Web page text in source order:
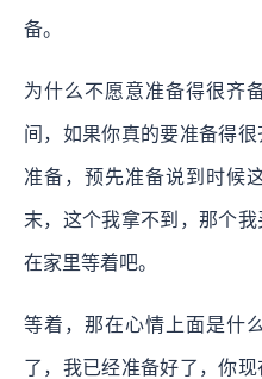
备。
为什么不愿意准备得很齐
间，如果你真的要准备得
准备，预先准备说到时候
末，这个我拿不到，那个
在家里等着吧。
等着，那在心情上面是什
了，我已经准备好了，你